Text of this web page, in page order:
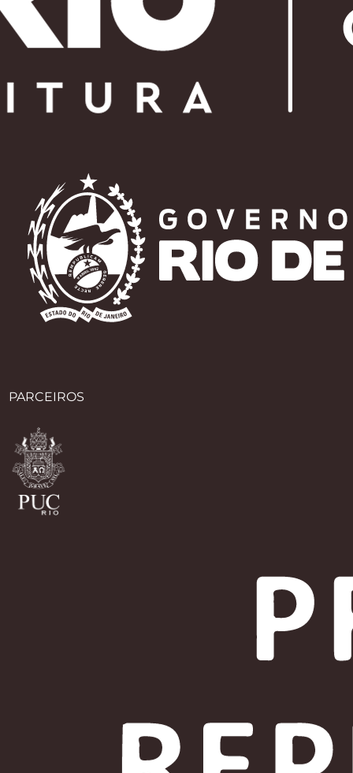
PARCEIROS